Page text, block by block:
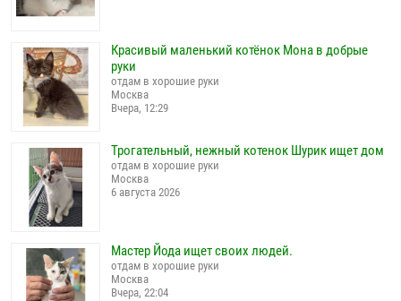
Красивый маленький котёнок Мона в добрые
руки
отдам в хорошие руки
Москва
Вчера, 12:29
Трогательный, нежный котенок Шурик ищет дом
отдам в хорошие руки
Москва
6 августа 2026
Мастер Йода ищет своих людей.
отдам в хорошие руки
Москва
Вчера, 22:04